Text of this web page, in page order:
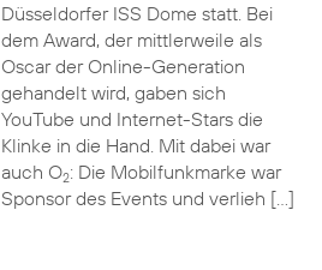
Düsseldorfer ISS Dome statt. Bei
dem Award, der mittlerweile als
Oscar der Online-Generation
gehandelt wird, gaben sich
YouTube und Internet-Stars die
Klinke in die Hand. Mit dabei war
auch O2: Die Mobilfunkmarke war
Sponsor des Events und verlieh […]